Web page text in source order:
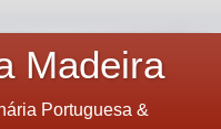
Madeira
Portuguesa &